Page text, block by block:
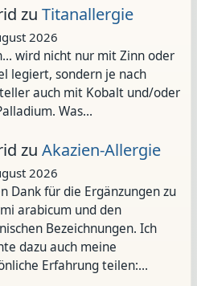
zu Titanallergie
2026
wird nicht nur mit Zinn oder
legiert, sondern je nach
auch mit Kobalt und/oder
Was…
zu Akazien-Allergie
2026
Dank für die Ergänzungen zu
arabicum und den
Bezeichnungen. Ich
dazu auch meine
Erfahrung teilen:…